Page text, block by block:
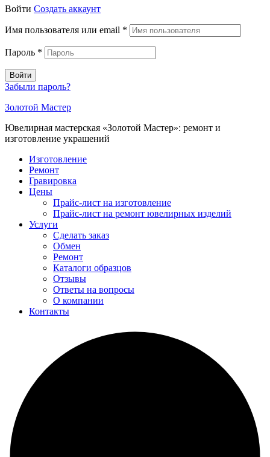
Войти Создать аккаунт
Имя пользователя или email *
Пароль *
Войти
Забыли пароль?
Золотой Мастер
Ювелирная мастерская «Золотой Мастер»: ремонт и
изготовление украшений
Изготовление
Ремонт
Гравировка
Цены
Прайс-лист на изготовление
Прайс-лист на ремонт ювелирных изделий
Услуги
Сделать заказ
Обмен
Ремонт
Каталоги образцов
Отзывы
Ответы на вопросы
О компании
Контакты